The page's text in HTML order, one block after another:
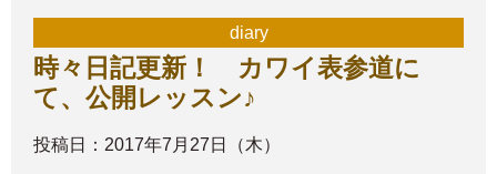
diary
時々日記更新！ カワイ表参道に
て、公開レッスン♪
投稿日：2017年7月27日（木）